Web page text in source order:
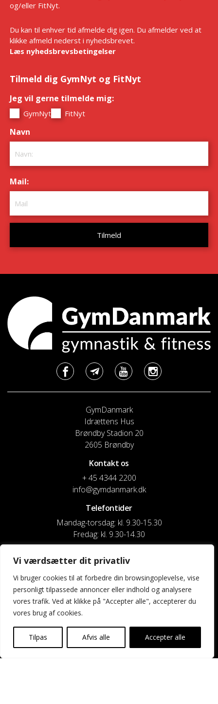
Vi værdsætter dit privatliv
Vi bruger cookies til at forbedre din browsingoplevelse, vise
personligt tilpassede annoncer eller indhold og analysere
vores trafik. Ved at klikke på "Accepter alle", accepterer du
vores brug af cookies.
Tilpas Afvis alle Accepter alle
og/eller FitNyt.
Du kan til enhver tid afmelde dig igen. Du afmelder ved at
klikke afmeld nederst i nyhedsbrevet.
Læs nyhedsbrevsbetingelser
Tilmeld dig GymNyt og FitNyt
Jeg vil gerne tilmelde mig:
GymNyt FitNyt
Navn
Mail:
GymDanmark
Idrættens Hus
Brøndby Stadion 20
2605 Brøndby
Kontakt os
+ 45 4344 2200
info@gymdanmark.dk
Telefontider
Mandag-torsdag: kl. 9.30-15.30
Fredag: kl. 9.30-14.30
CVR nr. 20916818
Reg. & Kontonr.: 4180 3119119022
Privatlivspolitik og cookies
Kontakt os
Kalender